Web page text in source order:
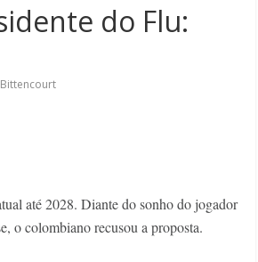
do Flu:
até 2028. Diante do sonho do jogador
o colombiano recusou a proposta.